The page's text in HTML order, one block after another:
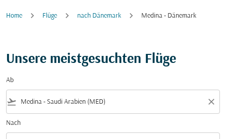
Home Flüge nach Dänemark Medina - Dänemark
Unsere meistgesuchten Flüge
Ab
flight_takeoff close
Nach